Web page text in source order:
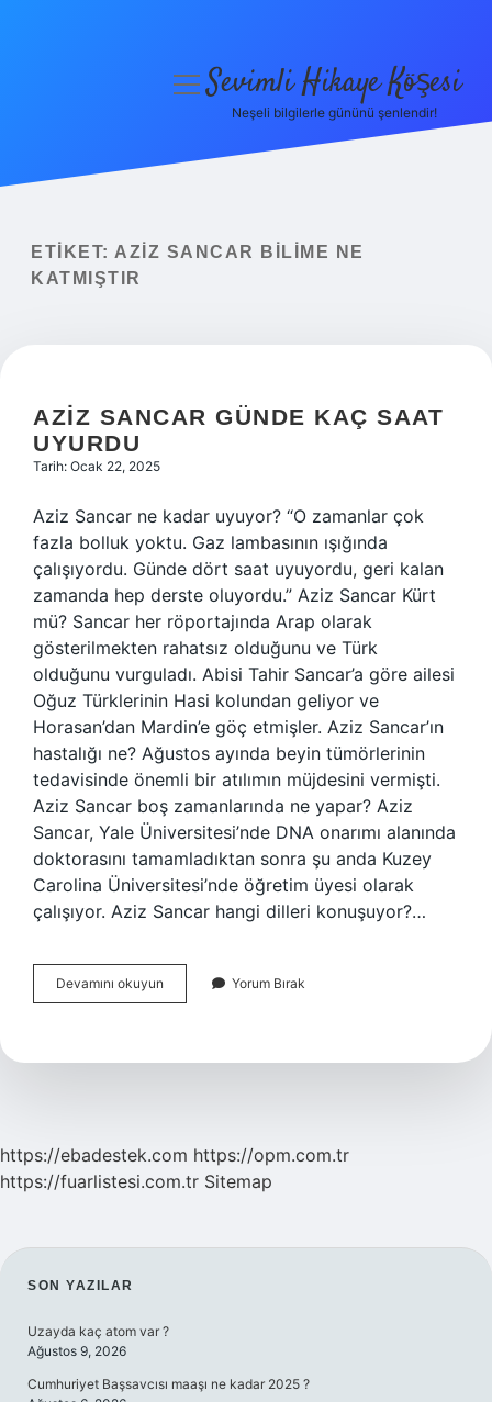
Yasal Uyarı
menüyüSevimli Hikaye Köşesi
Neşeli bilgilerle gününü şenlendir!
ETIKET: AZIZ SANCAR BILIME NE
KATMIŞTIR
AZIZ SANCAR GÜNDE KAÇ SAAT
UYURDU
Tarih: Ocak 22, 2025
Aziz Sancar ne kadar uyuyor? “O zamanlar çok
fazla bolluk yoktu. Gaz lambasının ışığında
çalışıyordu. Günde dört saat uyuyordu, geri kalan
zamanda hep derste oluyordu.” Aziz Sancar Kürt
mü? Sancar her röportajında ​​Arap olarak
gösterilmekten rahatsız olduğunu ve Türk
olduğunu vurguladı. Abisi Tahir Sancar’a göre ailesi
Oğuz Türklerinin Hasi kolundan geliyor ve
Horasan’dan Mardin’e göç etmişler. Aziz Sancar’ın
hastalığı ne? Ağustos ayında beyin tümörlerinin
tedavisinde önemli bir atılımın müjdesini vermişti.
Aziz Sancar boş zamanlarında ne yapar? Aziz
Sancar, Yale Üniversitesi’nde DNA onarımı alanında
doktorasını tamamladıktan sonra şu anda Kuzey
Carolina Üniversitesi’nde öğretim üyesi olarak
çalışıyor. Aziz Sancar hangi dilleri konuşuyor?…
Devamını okuyun
Sancar
Saat
Yorum Bırak
https://ebadestek.com https://opm.com.tr
https://fuarlistesi.com.tr Sitemap
SIDEBAR
SON YAZILAR
Uzayda kaç atom var ?
Ağustos 9, 2026
Cumhuriyet Başsavcısı maaşı ne kadar 2025 ?